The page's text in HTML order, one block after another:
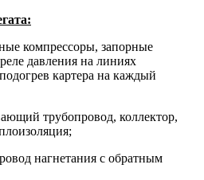
компрессоры, запорные
давления на линиях
картера на каждый
трубопровод, коллектор,
нагнетания с обратным